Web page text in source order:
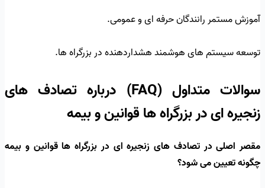
آموزش مستمر رانندگان حرفه ای و عمومی.
توسعه سیستم های هوشمند هشداردهنده در بزرگراه ها.
سوالات متداول (FAQ) درباره تصادف های
زنجیره ای در بزرگراه ها قوانین و بیمه
مقصر اصلی در تصادف های زنجیره ای در بزرگراه ها قوانین و بیمه
چگونه تعیین می شود؟